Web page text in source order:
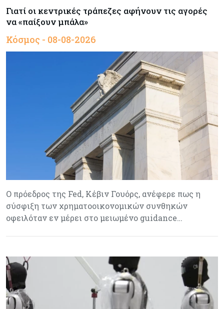
Γιατί οι κεντρικές τράπεζες αφήνουν τις αγορές
να «παίξουν μπάλα»
Κόσμος - 08-08-2026
Ο πρόεδρος της Fed, Κέβιν Γουόρς, ανέφερε πως η
σύσφιξη των χρηματοοικονομικών συνθηκών
οφειλόταν εν μέρει στο μειωμένο guidance…